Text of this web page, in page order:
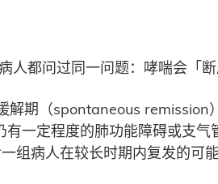
都问过同一问题：哮喘会「断
解期（spontaneous remission
一定程度的肺功能障碍或支
组病人在较长时期内复发的可能